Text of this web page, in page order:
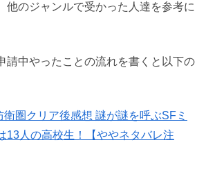
他のジャンルで受かった人達を参考に
請中やったことの流れを書くと以下の
衛圏クリア後感想 謎が謎を呼ぶSFミ
13人の高校生！【ややネタバレ注